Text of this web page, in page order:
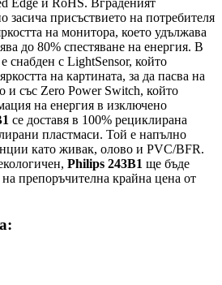
Edge и RoHS. Вграденият
засича присъствието на потребителя
на монитора, което удължава
до 80% спестяване на енергия. В
снабден с LightSensor, който
на картината, за да пасва на
и със Zero Power Switch, който
на енергия в изключено
се доставя в 100% рециклирана
пластмаси. Той е напълно
като живак, олово и PVC/BFR.
Philips 243B1 ще бъде
на препоръчителна крайна цена от